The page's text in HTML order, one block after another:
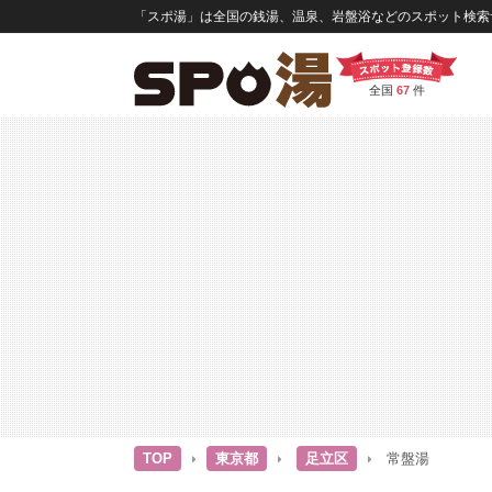
「スポ湯」は全国の銭湯、温泉、岩盤浴などのスポット検
全国 67件
TOP 東京都 足立区 常盤湯